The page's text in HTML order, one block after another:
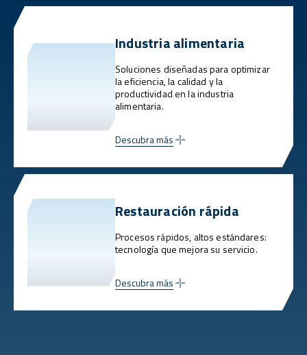
Industria alimentaria
Soluciones diseñadas para optimizar
la eficiencia, la calidad y la
productividad en la industria
alimentaria.
Descubra más
Restauración rápida
Procesos rápidos, altos estándares:
tecnología que mejora su servicio.
Descubra más